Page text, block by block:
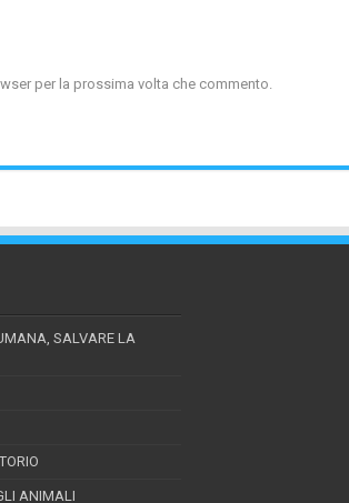
per la prossima volta che commento.
SALVARE LA
ANIMALI